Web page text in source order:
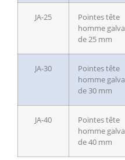
JA-25
Pointes tête
homme galva
de 25 mm
JA-30
Pointes tête
homme galva
de 30 mm
JA-40
Pointes tête
homme galva
de 40 mm